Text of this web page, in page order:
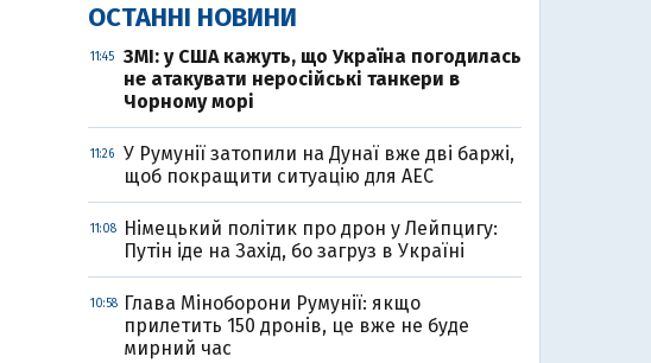
ОСТАННІ НОВИНИ
11:45
ЗМІ: у США кажуть, що Україна погодилась
не атакувати неросійські танкери в
Чорному морі
11:26
У Румунії затопили на Дунаї вже дві баржі,
щоб покращити ситуацію для АЕС
11:08
Німецький політик про дрон у Лейпцигу:
Путін іде на Захід, бо загруз в Україні
10:58
Глава Міноборони Румунії: якщо
прилетить 150 дронів, це вже не буде
мирний час